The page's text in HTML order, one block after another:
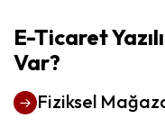
E-Ticaret
Var?
Fiziksel